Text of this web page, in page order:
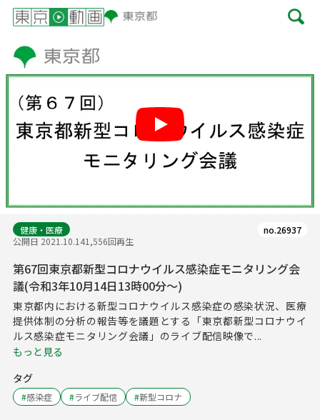
Play
健康・医療
公開日 2021.10.141,556回再生
no.26937
第67回東京都新型コロナウイルス感染症モニタリング会
議(令和3年10月14日13時00分～)
東京都内における新型コロナウイルス感染症の感染状況、医療
提供体制の分析の報告等を議題とする「東京都新型コロナウイ
ルス感染症モニタリング会議」のライブ配信映像で...
もっと見る
タグ
#感染症 #ライブ配信 #新型コロナ